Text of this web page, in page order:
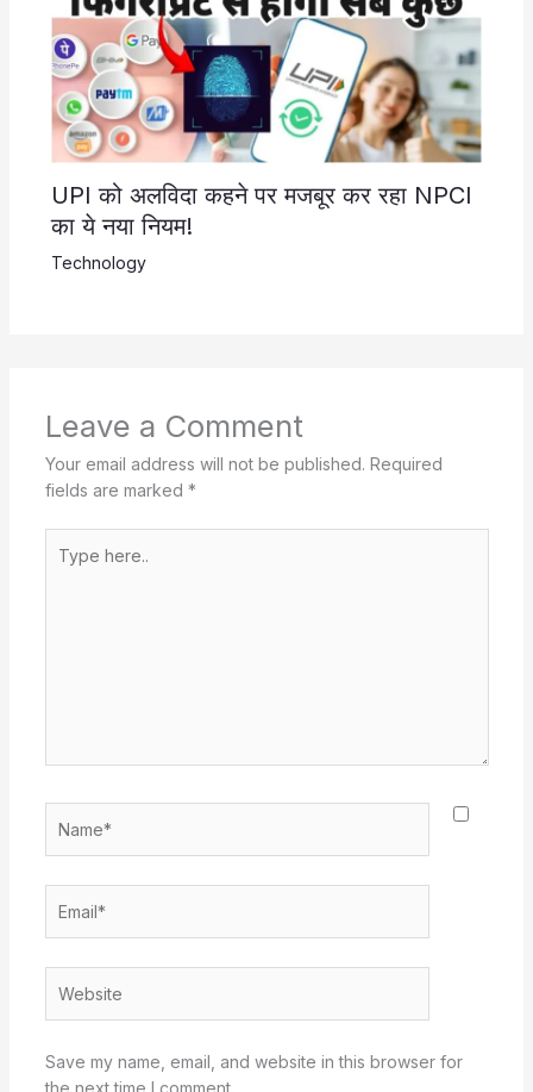
UPI को अलविदा कहने पर मजबूर कर रहा NPCI
का ये नया नियम!
Technology
Leave a Comment
Your email address will not be published. Required
fields are marked *
here..
Save my name, email, and website in this browser for